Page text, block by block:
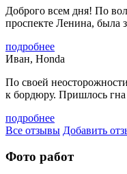
Доброго всем дня! По
проспекте Ленина, была
подробнее
Иван, Honda
По своей
к бордюру. Пришлось гна
подробнее
Все отзывы Добавить
Фото работ